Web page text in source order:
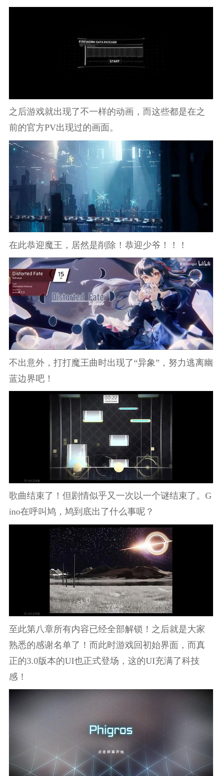
之后游戏就出现了不一样的动画，而这些都是在之
前的官方PV出现过的画面。
在此恭迎魔王，居然是削除！恭迎少爷！！！
不出意外，打打魔王曲时出现了“异象”，努力逃离幽
蓝边界吧！
歌曲结束了！但剧情似乎又一次以一个谜结束了。G
ino在呼叫鸠，鸠到底出了什么事呢？
至此第八章所有内容已经全部解锁！之后就是大家
熟悉的感谢名单了！而此时游戏回初始界面，而真
正的3.0版本的UI也正式登场，这的UI充满了科技
感！